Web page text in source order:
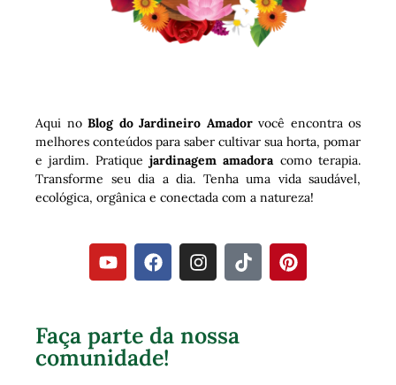
Aqui no Blog do Jardineiro Amadorvocê encontra os
melhores conteúdos para saber cultivar sua horta, pomar
e jardim. Pratique jardinagem amadoracomo terapia.
Transforme seu dia a dia. Tenha uma vida saudável,
ecológica, orgânica e conectada com a natureza!
Faça parte da nossa
comunidade!